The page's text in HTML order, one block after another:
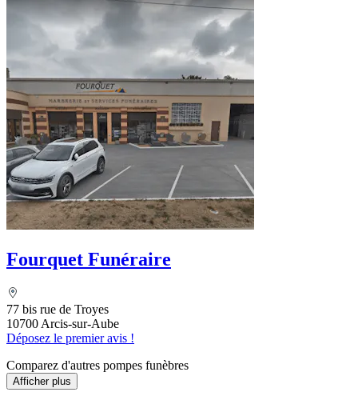
Fourquet Funéraire
77 bis rue de Troyes
10700 Arcis-sur-Aube
Déposez le premier avis !
Comparez d'autres pompes funèbres
Afficher plus